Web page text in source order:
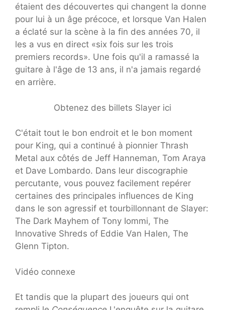
étaient des découvertes qui changent la donne
pour lui à un âge précoce, et lorsque Van Halen
a éclaté sur la scène à la fin des années 70, il
les a vus en direct «six fois sur les trois
premiers records». Une fois qu'il a ramassé la
guitare à l'âge de 13 ans, il n'a jamais regardé
en arrière.
Obtenez des billets Slayer ici
C'était tout le bon endroit et le bon moment
pour King, qui a continué à pionnier Thrash
Metal aux côtés de Jeff Hanneman, Tom Araya
et Dave Lombardo. Dans leur discographie
percutante, vous pouvez facilement repérer
certaines des principales influences de King
dans le son agressif et tourbillonnant de Slayer:
The Dark Mayhem of Tony Iommi, The
Innovative Shreds of Eddie Van Halen, The
Glenn Tipton.
Vidéo connexe
Et tandis que la plupart des joueurs qui ont